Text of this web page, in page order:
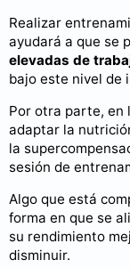
Realizar
ayudará a que se
elevadas de
bajo este nivel de
Por otra parte, en
adaptar la
la
sesión de
Algo que está
forma en que se
su rendimiento
disminuir.